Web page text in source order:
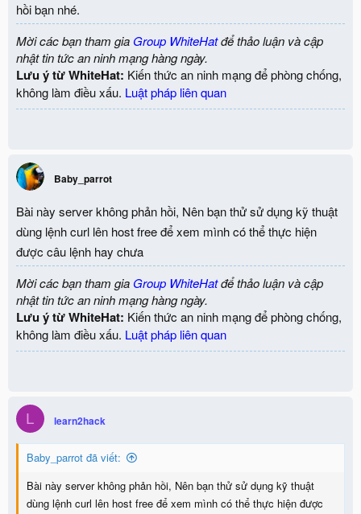
hồi bạn nhé.
Mời các bạn tham gia Group WhiteHatđể thảo luận và cập
nhật tin tức an ninh mạng hàng ngày.
Lưu ý từ WhiteHat: Kiến thức an ninh mạng để phòng chống,
không làm điều xấu. Luật pháp liên quan
Baby_parrot
Bài này server không phản hồi, Nên bạn thử sử dụng kỹ thuật
dùng lệnh curl lên host free để xem mình có thể thực hiện
được câu lệnh hay chưa
Mời các bạn tham gia Group WhiteHatđể thảo luận và cập
nhật tin tức an ninh mạng hàng ngày.
Lưu ý từ WhiteHat: Kiến thức an ninh mạng để phòng chống,
không làm điều xấu. Luật pháp liên quan
L learn2hack
Baby_parrot đã viết:
Bài này server không phản hồi, Nên bạn thử sử dụng kỹ thuật
dùng lệnh curl lên host free để xem mình có thể thực hiện được